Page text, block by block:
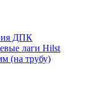
ДПК
лаги Hilst
(на трубу)